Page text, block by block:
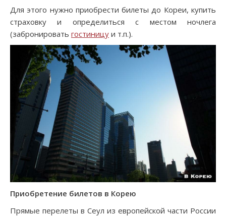
Для этого нужно приобрести билеты до Кореи, купить
страховку и определиться с местом ночлега
(забронировать гостиницу и т.п.).
Приобретение билетов в Корею
Прямые перелеты в Сеул из европейской части России